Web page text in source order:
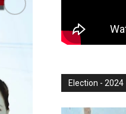
Election - 2024